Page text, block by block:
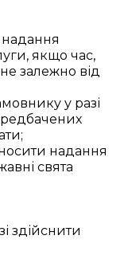
надання
якщо час,
залежно від
у разі
надання
свята
здійснити